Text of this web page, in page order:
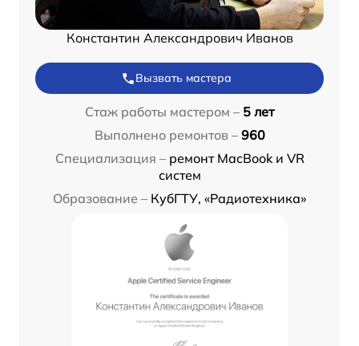
Константин Александрович Иванов
Вызвать мастера
Стаж работы мастером – 5 лет
Выполнено ремонтов – 960
Специализация – ремонт MacBook и VR
систем
Образование – КубГТУ, «Радиотехника»